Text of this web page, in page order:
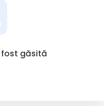
fost găsită